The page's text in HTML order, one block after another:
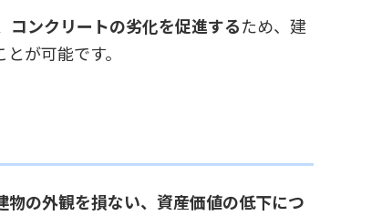
コンクリートの劣化を促進するため、建
が可能です。
の外観を損ない、資産価値の低下につ